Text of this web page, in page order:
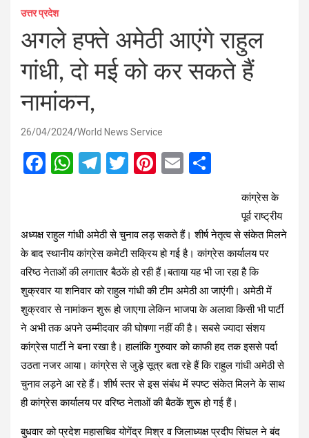
उत्तर प्रदेश
अगले हफ्ते अमेठी आएंगे राहुल
गांधी, दो मई को कर सकते हैं
नामांकन,
26/04/2024 World News Service
F
b
o
o
k
W
s
A
p
p
T
gr
a
m
T
er
Pi
es
t
E
e
कांग्रेस के
पूर्व राष्ट्रीय
अध्यक्ष राहुल गांधी अमेठी से चुनाव लड़ सकते हैं। शीर्ष नेतृत्व से संकेत मिलने
के बाद स्थानीय कांग्रेस कमेटी सक्रिय हो गई है। कांग्रेस कार्यालय पर
वरिष्ठ नेताओं की लगातार बैठकें हो रही हैं।बताया यह भी जा रहा है कि
शुक्रवार या शनिवार को राहुल गांधी की टीम अमेठी आ जाएंगी। अमेठी में
शुक्रवार से नामांकन शुरू हो जाएगा लेकिन भाजपा के अलावा किसी भी पार्टी
ने अभी तक अपने उम्मीदवार की घोषणा नहीं की है। सबसे ज्यादा संशय
कांग्रेस पार्टी ने बना रखा है। हालांकि गुरुवार को काफी हद तक इससे पर्दा
उठता नजर आया। कांग्रेस से जुड़े सूत्र बता रहे हैं कि राहुल गांधी अमेठी से
चुनाव लड़ने आ रहे हैं। शीर्ष स्तर से इस संबंध में स्पष्ट संकेत मिलने के साथ
ही कांग्रेस कार्यालय पर वरिष्ठ नेताओं की बैठकें शुरू हो गई हैं।
बुधवार को प्रदेश महासचिव योगेंद्र मिश्र व जिलाध्यक्ष प्रदीप सिंघल ने बंद